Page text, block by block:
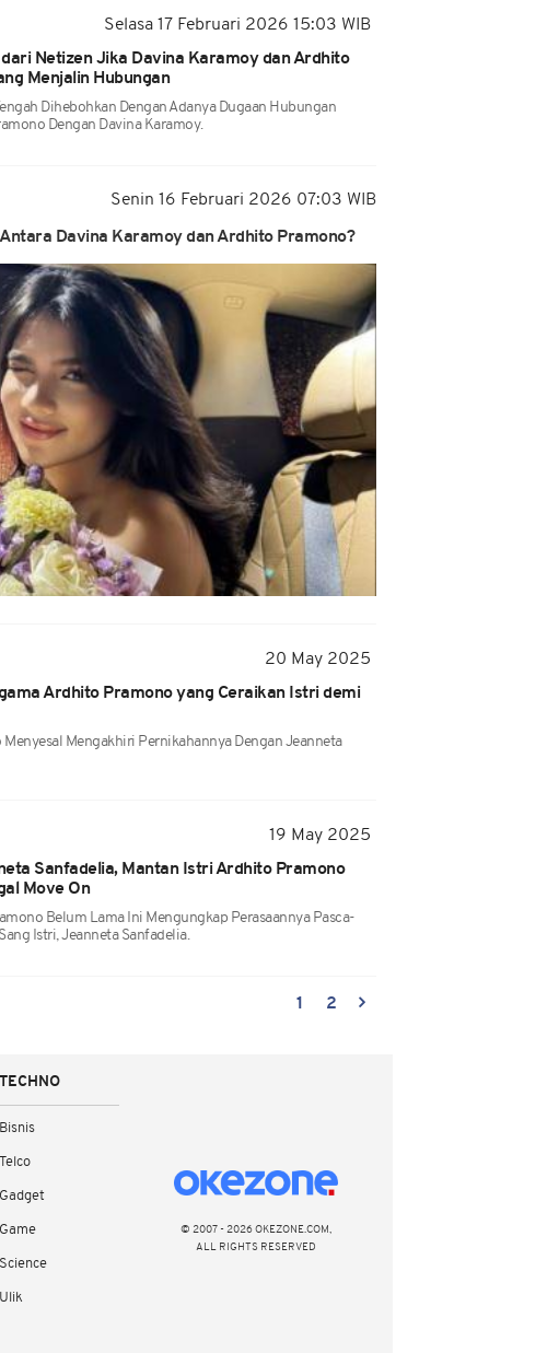
Selasa 17 Februari 2026 15:03 WIB
Netizen Jika Davina Karamoy dan Ardhito
Menjalin Hubungan
Dihebohkan Dengan Adanya Dugaan Hubungan
Dengan Davina Karamoy.
Senin 16 Februari 2026 07:03 WIB
Davina Karamoy dan Ardhito Pramono?
20 May 2025
Ardhito Pramono yang Ceraikan Istri demi
Mengakhiri Pernikahannya Dengan Jeanneta
19 May 2025
Sanfadelia, Mantan Istri Ardhito Pramono
Move On
Belum Lama Ini Mengungkap Perasaannya Pasca-
Istri, Jeanneta Sanfadelia.
1 2
TECHNO
Bisnis
Telco
Gadget
Game
Science
Ulik
© 2007 - 2026 OKEZONE.COM,
ALL RIGHTS RESERVED